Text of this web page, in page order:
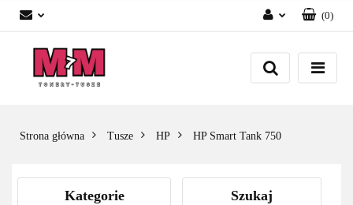
Zaloguj się
Załóż konto
(0)
Strona główna Tusze HP HP Smart Tank 750
Kategorie Szukaj